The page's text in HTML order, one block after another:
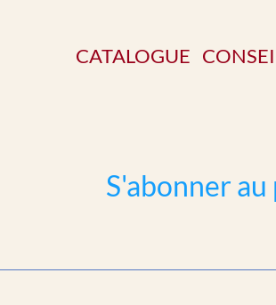
CATALOGUE
S'abonner